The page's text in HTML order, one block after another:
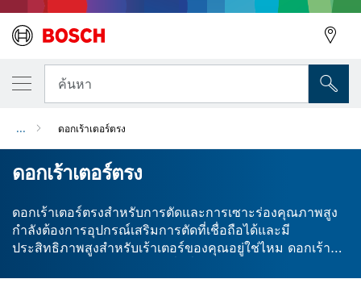
ค้นหา
... ดอกเร้าเตอร์ตรง
ดอกเร้าเตอร์ตรง
ดอกเร้าเตอร์ตรงสำหรับการตัดและการเซาะร่องคุณภาพสูง
กำลังต้องการอุปกรณ์เสริมการตัดที่เชื่อถือได้และมี
ประสิทธิภาพสูงสำหรับเร้าเตอร์ของคุณอยู่ใช่ไหม ดอกเร้า
หลายประเภท ด้วยหัวตัดทังสเตนคาร์ไบด์ ทำให้ดอกเร้าเตอร์